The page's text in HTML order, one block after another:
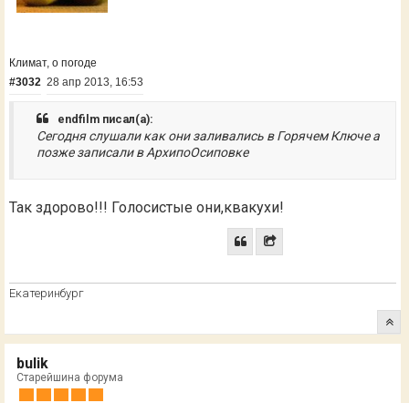
Климат, о погоде
#3032 28 апр 2013, 16:53
endfilm писал(а):
Сегодня слушали как они заливались в Горячем Ключе а
позже записали в АрхипоОсиповке
Так здорово!!! Голосистые они,квакухи!
Екатеринбург
bulik
Старейшина форума